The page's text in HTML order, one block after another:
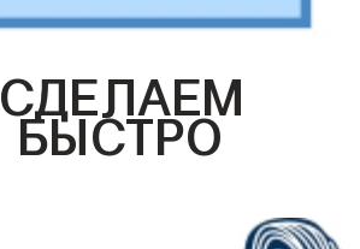
СДЕЛАЕМ
БЫСТРО